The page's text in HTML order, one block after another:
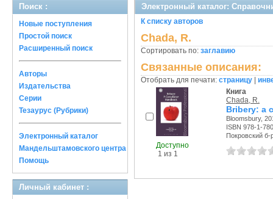
Поиск :
Новые поступления
Простой поиск
Расширенный поиск
Авторы
Издательства
Серии
Тезаурус (Рубрики)
Электронный каталог
Мандельштамовского центра
Помощь
Личный кабинет :
Электронный каталог:
К списку авторов
Chada, R.
Сортировать по: заглавию
Связанные описания:
Отобрать для печати: страницу
Доступно
1 из 1
Книга
Chada, R.
Bribery: a
Bloomsbury,
ISBN 978-1-
Покровский б-